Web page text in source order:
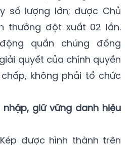
số lượng lớn; được Chủ
thưởng đột xuất 02 lần.
quần chúng đồng
quyết của chính quyền
không phải tổ chức
giữ vững danh hiệu
được hình thành trên